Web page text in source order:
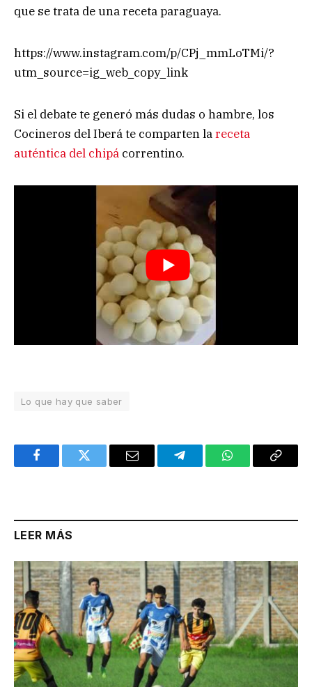
que se trata de una receta paraguaya.
https://www.instagram.com/p/CPj_mmLoTMi/?
utm_source=ig_web_copy_link
Si el debate te generó más dudas o hambre, los
Cocineros del Iberá te comparten lareceta
auténtica del chipá correntino.
Lo que hay que saber
FacebookTwitter Email TelegramWhatsAppCopy
LEER MÁS